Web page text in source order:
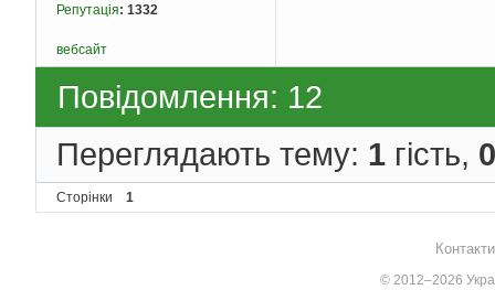
Репутація: 1332
вебсайт
Повідомлення: 12
Переглядають тему: 1 гість, 0
Сторінки 1
© 2012–2026